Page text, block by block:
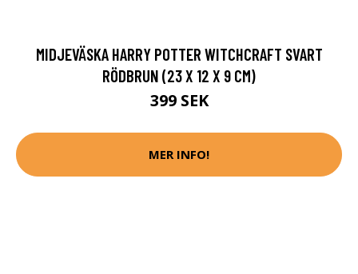
MIDJEVÄSKA HARRY POTTER WITCHCRAFT SVART
RÖDBRUN (23 X 12 X 9 CM)
399 SEK
MER INFO!